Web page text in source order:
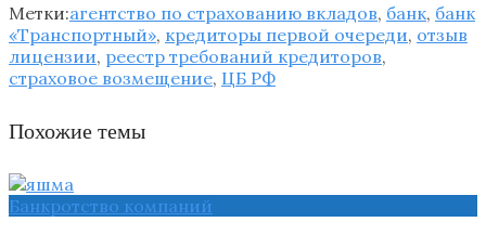
Метки:агентство по страхованию вкладов, банк, банк
«Транспортный», кредиторы первой очереди, отзыв
лицензии, реестр требований кредиторов,
страховое возмещение, ЦБ РФ
Похожие темы
Банкротство компаний